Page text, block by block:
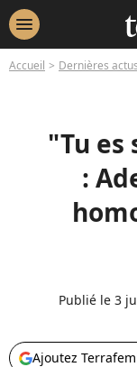
menu
Accueil Dernières actus
"Tu es
:
Publié le 3
Ajoutez